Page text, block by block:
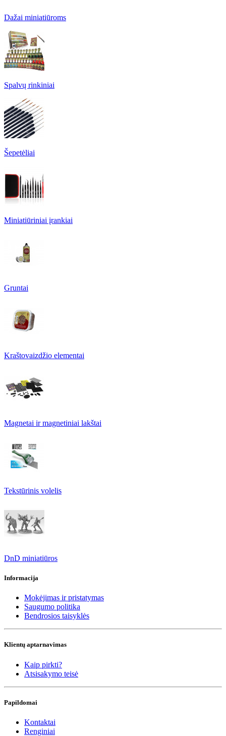
Dažai miniatiūroms
Spalvų rinkiniai
Šepetėliai
Miniatiūriniai įrankiai
Gruntai
Kraštovaizdžio elementai
Magnetai ir magnetiniai lakštai
Tekstūrinis volelis
DnD miniatiūros
Informacija
Mokėjimas ir pristatymas
Saugumo politika
Bendrosios taisyklės
Klientų aptarnavimas
Kaip pirkti?
Atsisakymo teisė
Papildomai
Kontaktai
Renginiai